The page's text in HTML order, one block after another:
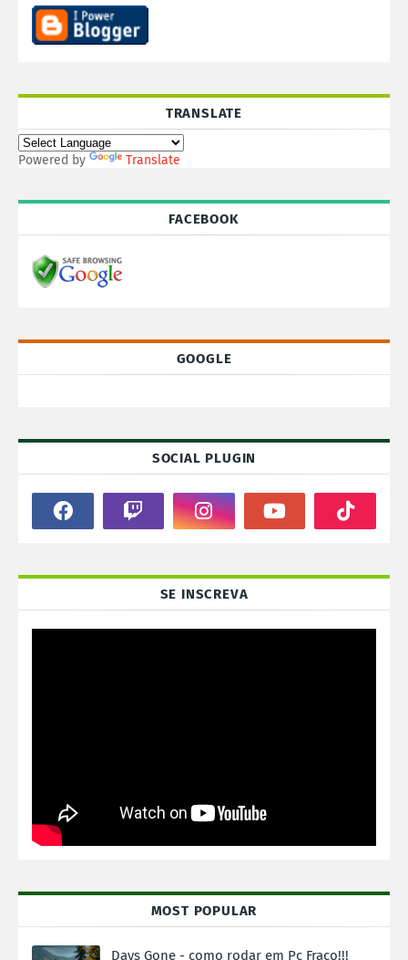
TRANSLATE
Powered by Translate
FACEBOOK
GOOGLE
SOCIAL PLUGIN
SE INSCREVA
MOST POPULAR
Days Gone - como rodar em Pc Fraco!!!